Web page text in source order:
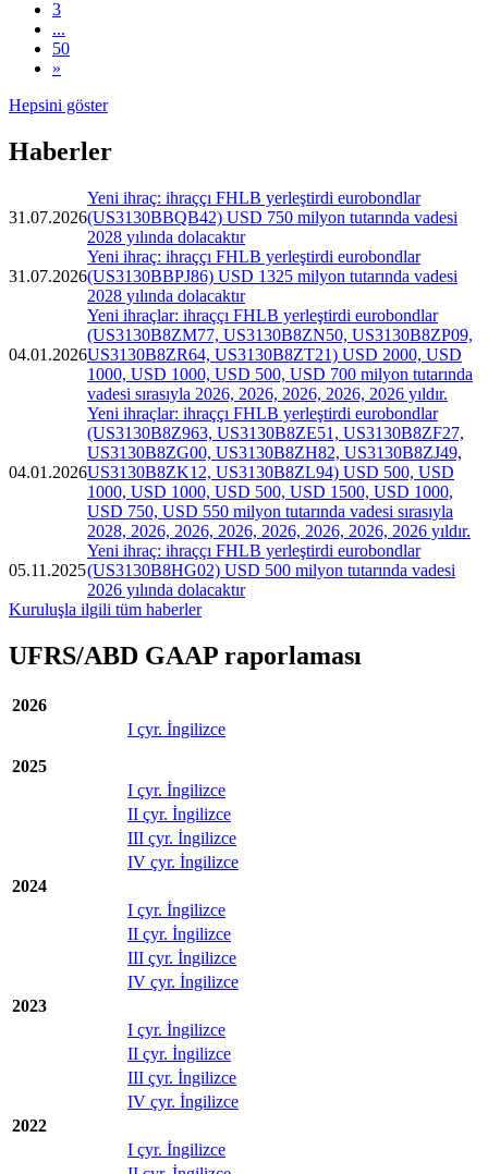
3
...
50
»
Hepsini göster
Haberler
31.07.2026
Yeni ihraç: ihraççı FHLB yerleştirdi eurobondlar
(US3130BBQB42) USD 750 milyon tutarında vadesi
2028 yılında dolacaktır
31.07.2026
Yeni ihraç: ihraççı FHLB yerleştirdi eurobondlar
(US3130BBPJ86) USD 1325 milyon tutarında vadesi
2028 yılında dolacaktır
04.01.2026
Yeni ihraçlar: ihraççı FHLB yerleştirdi eurobondlar
(US3130B8ZM77, US3130B8ZN50, US3130B8ZP09,
US3130B8ZR64, US3130B8ZT21) USD 2000, USD
1000, USD 1000, USD 500, USD 700 milyon tutarında
vadesi sırasıyla 2026, 2026, 2026, 2026, 2026 yıldır.
04.01.2026
Yeni ihraçlar: ihraççı FHLB yerleştirdi eurobondlar
(US3130B8Z963, US3130B8ZE51, US3130B8ZF27,
US3130B8ZG00, US3130B8ZH82, US3130B8ZJ49,
US3130B8ZK12, US3130B8ZL94) USD 500, USD
1000, USD 1000, USD 500, USD 1500, USD 1000,
USD 750, USD 550 milyon tutarında vadesi sırasıyla
2028, 2026, 2026, 2026, 2026, 2026, 2026, 2026 yıldır.
05.11.2025
Yeni ihraç: ihraççı FHLB yerleştirdi eurobondlar
(US3130B8HG02) USD 500 milyon tutarında vadesi
2026 yılında dolacaktır
Kuruluşla ilgili tüm haberler
UFRS/ABD GAAP raporlaması
2026
I çyr. İngilizce
2025
I çyr. İngilizce
II çyr. İngilizce
III çyr. İngilizce
IV çyr. İngilizce
2024
I çyr. İngilizce
II çyr. İngilizce
III çyr. İngilizce
IV çyr. İngilizce
2023
I çyr. İngilizce
II çyr. İngilizce
III çyr. İngilizce
IV çyr. İngilizce
2022
I çyr. İngilizce